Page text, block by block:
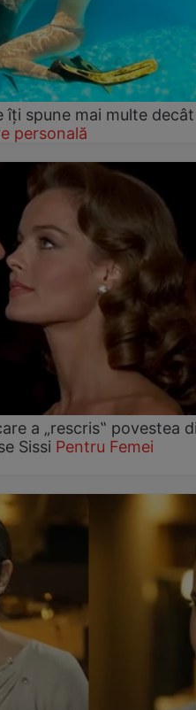
îți spune mai multe decât
personală
a „rescris‟ povestea
Sissi Pentru Femei